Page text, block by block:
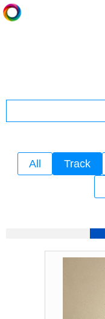
All Track